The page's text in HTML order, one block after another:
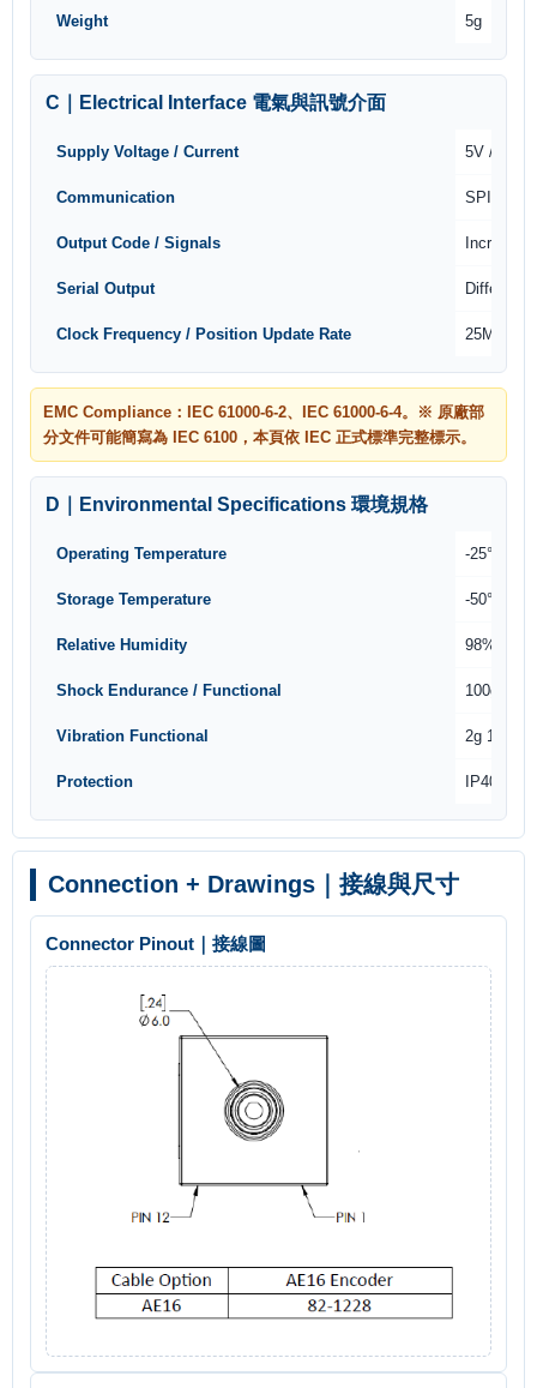
Weight 5g
C｜Electrical Interface 電氣與訊號介面
Supply Voltage / Current 5V /
Communication SPI
Output Code / Signals
Serial Output
Clock Frequency / Position Update Rate 25MHz
EMC Compliance：IEC 61000-6-2、IEC 61000-6-4。※ 原廠部
分文件可能簡寫為 IEC 6100，本頁依 IEC 正式標準完整標示。
D｜Environmental Specifications 環境規格
Operating Temperature -25°C ~
Storage Temperature -50°C ~
Relative Humidity 98% Non
Shock Endurance / Functional 100g for
Vibration Functional 2g
Protection IP40
Connection + Drawings｜接線與尺寸
Connector Pinout｜接線圖